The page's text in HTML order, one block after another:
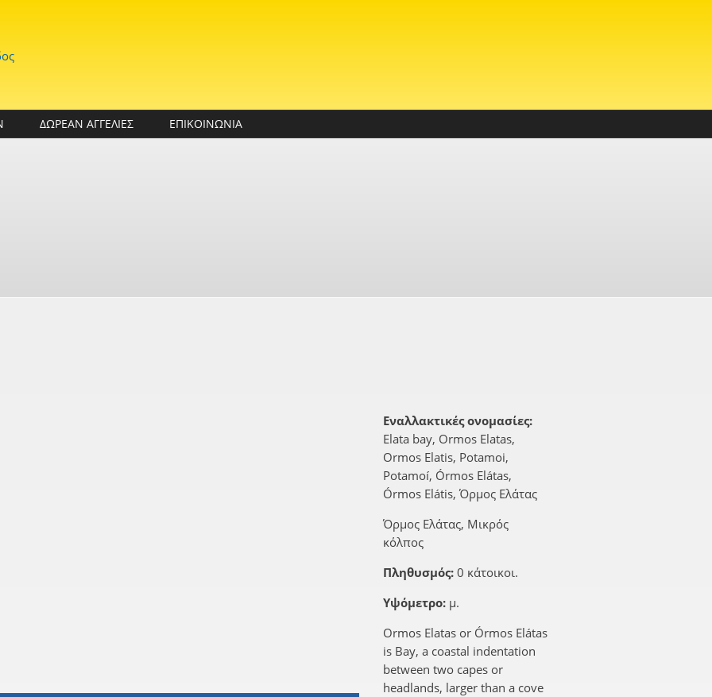
ΔΩΡΕΑΝ ΑΓΓΕΛΙΕΣ ΕΠΙΚΟΙΝΩΝΙΑ
Εναλλακτικές ονομασίες:
Elata bay, Ormos Elatas,
Ormos Elatis, Potamoi,
Potamoí, Órmos Elátas,
Órmos Elátis, Όρμος Ελάτας
Όρμος Ελάτας, Μικρός
κόλπος
Πληθυσμός: 0 κάτοικοι.
Υψόμετρο: μ.
Ormos Elatas or Órmos Elátas
is Bay, a coastal indentation
between two capes or
headlands, larger than a cove